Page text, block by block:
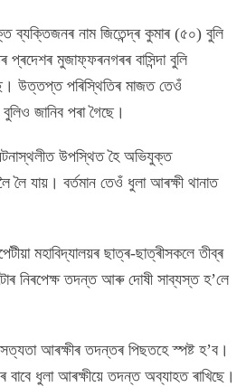
নাম জিতেন্দ্ৰ কুমাৰ (৫০) বুলি
মুজাফ্ফৰনগৰৰ বাসিন্দা বুলি
উত্তপ্ত পৰিস্থিতিৰ মাজত তেওঁ
জানিব পৰা গৈছে।
উপস্থিত হৈ অভিযুক্ত
লৈ যায়। বৰ্তমান তেওঁ ধুলা আৰক্ষী থানাত
মহাবিদ্যালয়ৰ ছাত্ৰ-ছাত্ৰীসকলে তীব্ৰ
নিৰপেক্ষ তদন্ত আৰু দোষী সাব্যস্ত হ’লে
আৰক্ষীৰ তদন্তৰ পিছতহে স্পষ্ট হ’ব।
ধুলা আৰক্ষীয়ে তদন্ত অব্যাহত ৰাখিছে।